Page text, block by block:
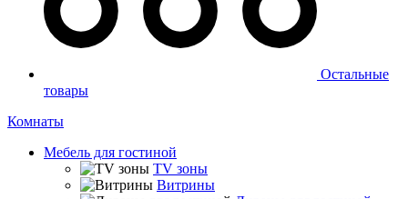
Остальные
товары
Комнаты
Мебель для гостиной
TV зоны
Витрины